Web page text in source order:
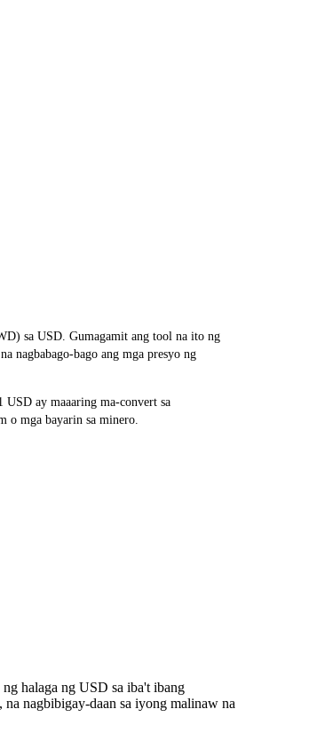
sa USD. Gumagamit ang tool na ito ng
nagbabago-bago ang mga presyo ng
ay maaaring ma-convert sa
o mga bayarin sa minero.
halaga ng USD sa iba't ibang
nagbibigay-daan sa iyong malinaw na